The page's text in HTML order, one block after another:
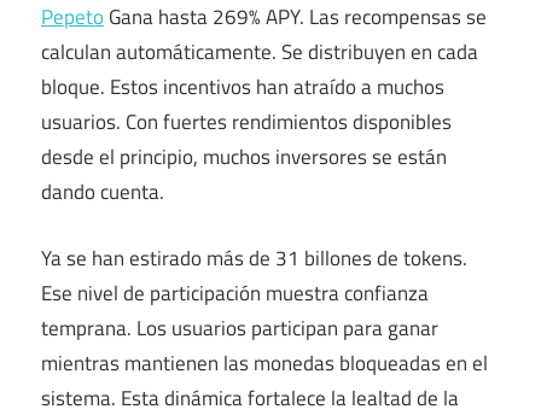
Pepeto Gana hasta 269% APY. Las recompensas se
calculan automáticamente. Se distribuyen en cada
bloque. Estos incentivos han atraído a muchos
usuarios. Con fuertes rendimientos disponibles
desde el principio, muchos inversores se están
dando cuenta.
Ya se han estirado más de 31 billones de tokens.
Ese nivel de participación muestra confianza
temprana. Los usuarios participan para ganar
mientras mantienen las monedas bloqueadas en el
sistema. Esta dinámica fortalece la lealtad de la